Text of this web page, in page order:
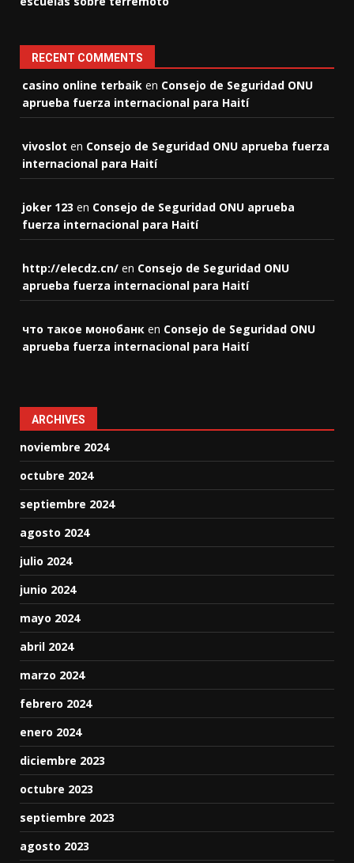
RECENT COMMENTS
casino online terbaik en Consejo de Seguridad ONU
aprueba fuerza internacional para Haití
vivoslot en Consejo de Seguridad ONU aprueba fuerza
internacional para Haití
joker 123 en Consejo de Seguridad ONU aprueba
fuerza internacional para Haití
http://elecdz.cn/ en Consejo de Seguridad ONU
aprueba fuerza internacional para Haití
что такое монобанк en Consejo de Seguridad ONU
aprueba fuerza internacional para Haití
ARCHIVES
noviembre 2024
octubre 2024
septiembre 2024
agosto 2024
julio 2024
junio 2024
mayo 2024
abril 2024
marzo 2024
febrero 2024
enero 2024
diciembre 2023
octubre 2023
septiembre 2023
agosto 2023